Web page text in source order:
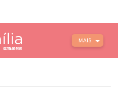
MAIS